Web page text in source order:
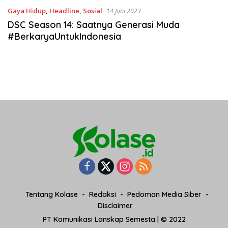
Gaya Hidup, Headline, Sosial 14 Juni 2023
DSC Season 14: Saatnya Generasi Muda
#BerkaryaUntukIndonesia
Tentang Kolase Redaksi
Pedoman Media Siber
Disclaimer
PT Komunikasi Lanskap Semesta | © 2022